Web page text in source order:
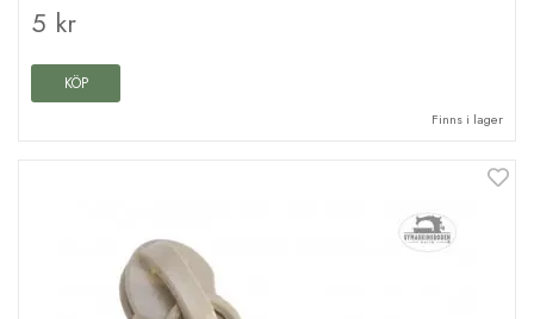
5 kr
KÖP
Finns i lager